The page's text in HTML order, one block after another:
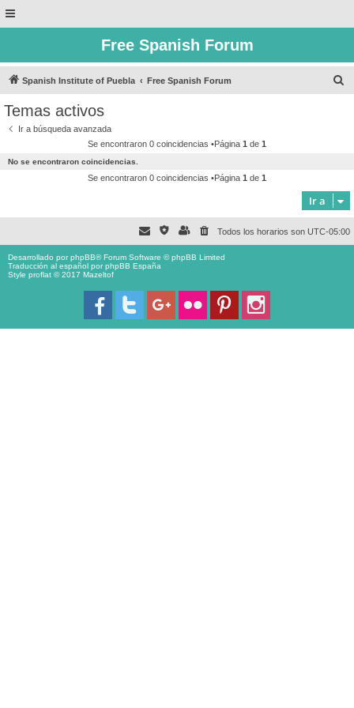
Free Spanish Forum
Spanish Institute of Puebla Free Spanish Forum
Temas activos
Ir a búsqueda avanzada
Se encontraron 0 coincidencias •Página 1 de 1
No se encontraron coincidencias.
Se encontraron 0 coincidencias •Página 1 de 1
Ir a
Todos los horarios son UTC-05:00
Desarrollado porphpBB® Forum Software © phpBB Limited
Traducción al español porphpBB España
Style proflat © 2017 Mazeltof